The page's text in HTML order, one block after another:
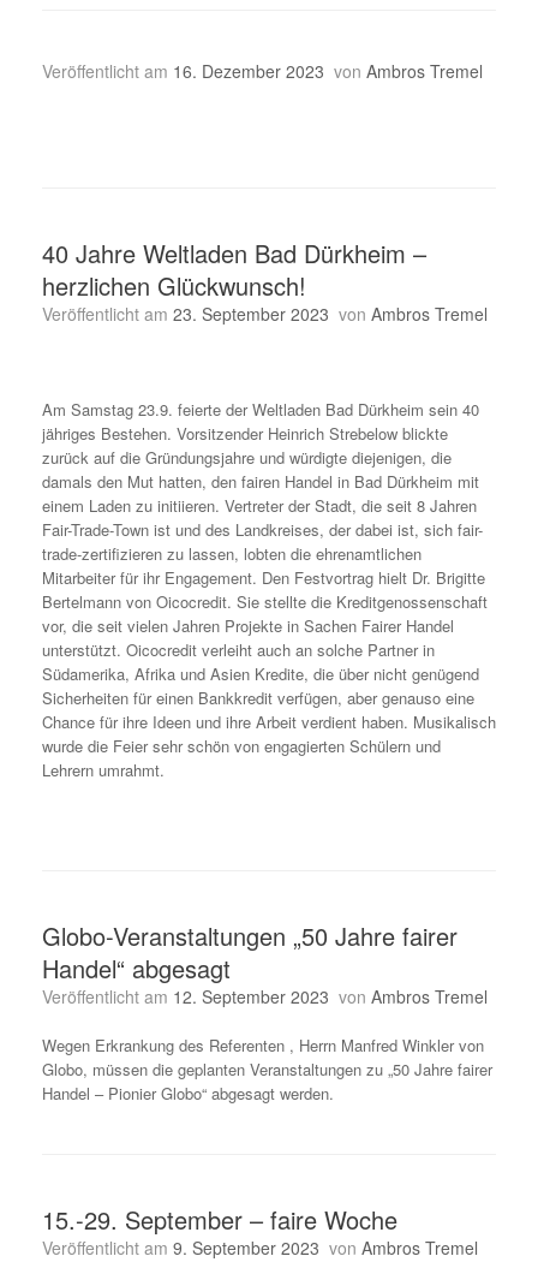
Veröffentlicht am 16. Dezember 2023 von Ambros Tremel
40 Jahre Weltladen Bad Dürkheim –
herzlichen Glückwunsch!
Veröffentlicht am 23. September 2023 von Ambros Tremel
Am Samstag 23.9. feierte der Weltladen Bad Dürkheim sein 40
jähriges Bestehen. Vorsitzender Heinrich Strebelow blickte
zurück auf die Gründungsjahre und würdigte diejenigen, die
damals den Mut hatten, den fairen Handel in Bad Dürkheim mit
einem Laden zu initiieren. Vertreter der Stadt, die seit 8 Jahren
Fair-Trade-Town ist und des Landkreises, der dabei ist, sich fair-
trade-zertifizieren zu lassen, lobten die ehrenamtlichen
Mitarbeiter für ihr Engagement. Den Festvortrag hielt Dr. Brigitte
Bertelmann von Oicocredit. Sie stellte die Kreditgenossenschaft
vor, die seit vielen Jahren Projekte in Sachen Fairer Handel
unterstützt. Oicocredit verleiht auch an solche Partner in
Südamerika, Afrika und Asien Kredite, die über nicht genügend
Sicherheiten für einen Bankkredit verfügen, aber genauso eine
Chance für ihre Ideen und ihre Arbeit verdient haben. Musikalisch
wurde die Feier sehr schön von engagierten Schülern und
Lehrern umrahmt.
Globo-Veranstaltungen „50 Jahre fairer
Handel“ abgesagt
Veröffentlicht am 12. September 2023 von Ambros Tremel
Wegen Erkrankung des Referenten , Herrn Manfred Winkler von
Globo, müssen die geplanten Veranstaltungen zu „50 Jahre fairer
Handel – Pionier Globo“ abgesagt werden.
15.-29. September – faire Woche
Veröffentlicht am 9. September 2023 von Ambros Tremel